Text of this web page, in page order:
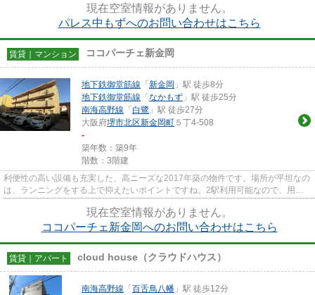
現在空室情報がありません。
パレス中もずへのお問い合わせはこちら
賃貸｜マンション ココパーチェ新金岡
地下鉄御堂筋線 「 新金岡 」駅 徒歩8分
地下鉄御堂筋線 「 なかもず 」駅 徒歩25分
南海高野線 「 白鷺 」駅 徒歩27分
大阪府堺市北区新金岡町 ５丁4-508
-
築年数：築9年
階数：3階建
利便性の高い設備も充実した、高ニーズな2017年築の物件です。場所が平坦なの
は、ランニングをする上で抑えたいポイントですね。2駅利用可能なので、用途
現在空室情報がありません。
ココパーチェ新金岡へのお問い合わせはこちら
賃貸｜アパート cloud house（クラウドハウス）
南海高野線 「 百舌鳥八幡 」駅 徒歩12分